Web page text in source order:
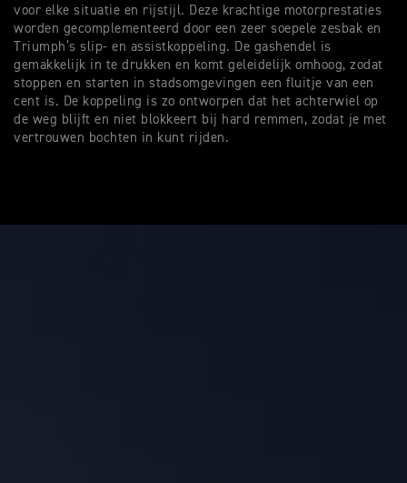
voor elke situatie en rijstijl. Deze krachtige motorprestaties
worden gecomplementeerd door een zeer soepele zesbak en
Triumph’s slip- en assistkoppeling. De gashendel is
gemakkelijk in te drukken en komt geleidelijk omhoog, zodat
stoppen en starten in stadsomgevingen een fluitje van een
cent is. De koppeling is zo ontworpen dat het achterwiel op
de weg blijft en niet blokkeert bij hard remmen, zodat je met
vertrouwen bochten in kunt rijden.